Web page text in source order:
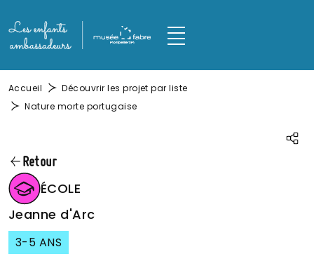
Fil d'Ariane
Accueil
Découvrir les projet par liste
Nature morte portugaise
Retour
IMAGEÉCOLE
Jeanne d'Arc
3-5 ANS